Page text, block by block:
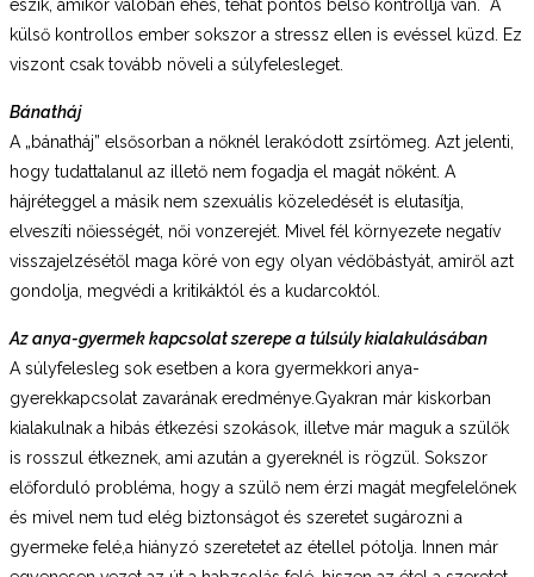
eszik, amikor valóban éhes, tehát pontos belső kontrollja van. A
külső kontrollos ember sokszor a stressz ellen is evéssel küzd. Ez
viszont csak tovább növeli a súlyfelesleget.
Bánatháj
A „bánatháj” elsősorban a nőknél lerakódott zsírtömeg. Azt jelenti,
hogy tudattalanul az illető nem fogadja el magát nőként. A
hájréteggel a másik nem szexuális közeledését is elutasítja,
elveszíti nőiességét, női vonzerejét. Mivel fél környezete negatív
visszajelzésétől maga köré von egy olyan védőbástyát, amiről azt
gondolja, megvédi a kritikáktól és a kudarcoktól.
Az anya-gyermek kapcsolat szerepe a túlsúly kialakulásában
A súlyfelesleg sok esetben a kora gyermekkori anya-
gyerekkapcsolat zavarának eredménye.Gyakran már kiskorban
kialakulnak a hibás étkezési szokások, illetve már maguk a szülők
is rosszul étkeznek, ami azután a gyereknél is rögzül. Sokszor
előforduló probléma, hogy a szülő nem érzi magát megfelelőnek
és mivel nem tud elég biztonságot és szeretet sugározni a
gyermeke felé,a hiányzó szeretetet az étellel pótolja. Innen már